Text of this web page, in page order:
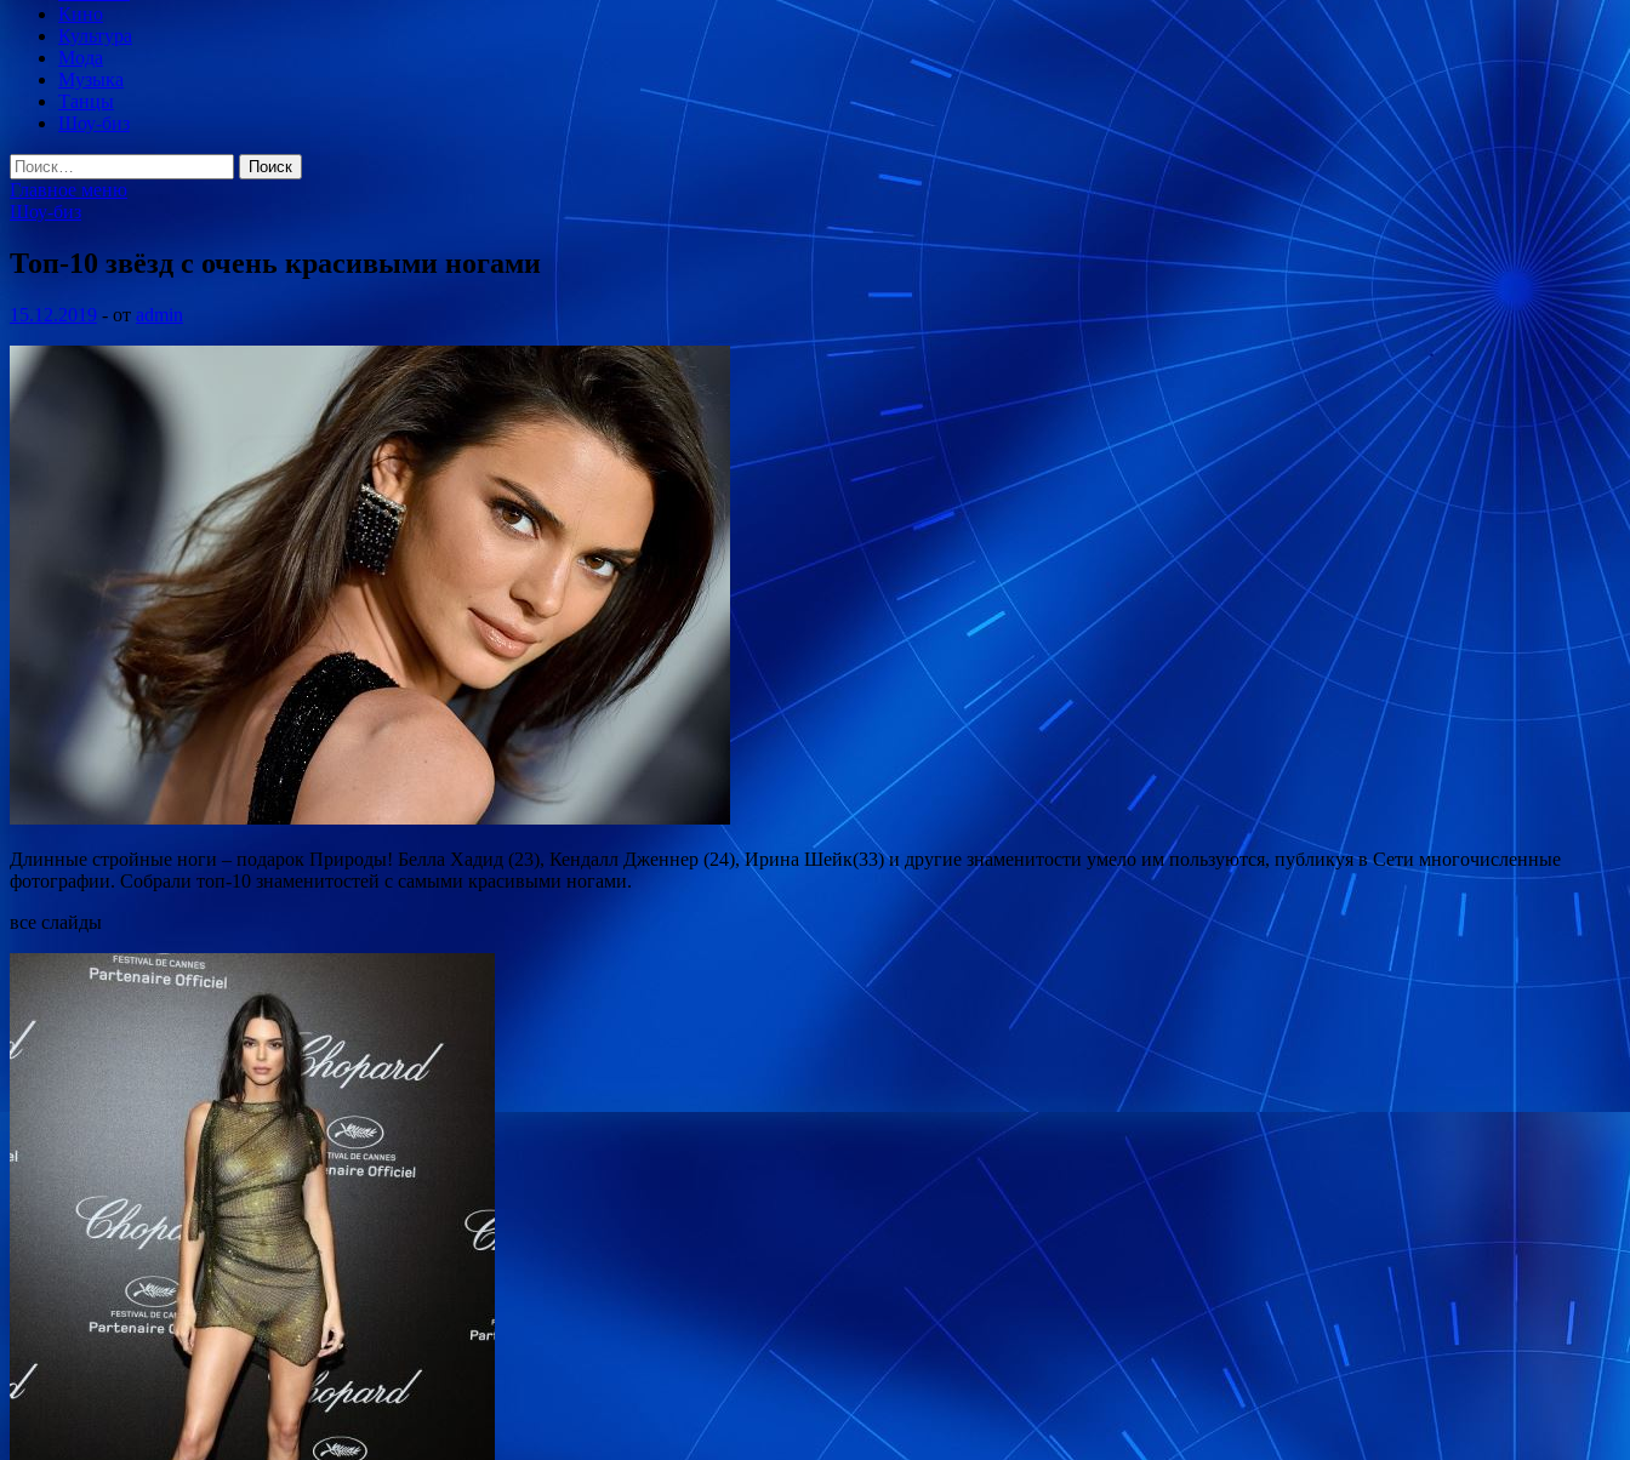
Кино
Культура
Мода
Музыка
Танцы
Шоу-биз
Найти:
Главное меню
Шоу-биз
Топ-10 звёзд с очень красивыми ногами
15.12.2019 - от admin
Длинные стройные ноги – подарок Природы! Белла Хадид (23), Кендалл Дженнер (24), Ирина Шейк(33) и другие знаменитости умело им пользуются, публикуя в Сети многочисленные
фотографии. Собрали топ-10 знаменитостей с самыми красивыми ногами.
все слайды